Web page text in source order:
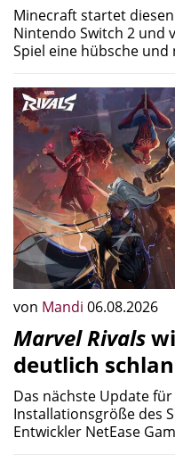
Minecraft startet
Nintendo Switch 2 und
Spiel eine hübsche und
von Mandi 06.08.2026
Marvel Rivals
deutlich
Das nächste Update
Installationsgröße des
Entwickler NetEase